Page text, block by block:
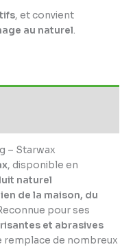
, et convient
au naturel.
– Starwax
, disponible en
naturel
de la maison, du
pour ses
et abrasives
remplace de nombreux